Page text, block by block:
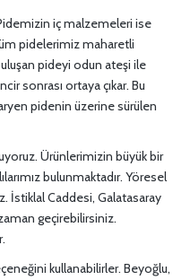
iç malzemeleri ise
pidelerimiz maharetli
pideyi odun ateşi ile
sonrası ortaya çıkar. Bu
pidenin üzerine sürülen
Ürünlerimizin büyük bir
bulunmaktadır. Yöresel
İstiklal Caddesi, Galatasaray
geçirebilirsiniz.
kullanabilirler. Beyoğlu,